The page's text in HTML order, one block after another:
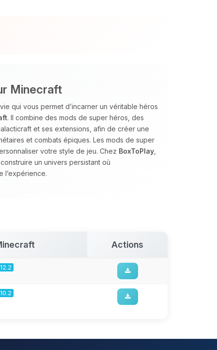
Minecraft
qui vous permet d’incarner un véritable héros
. Il combine des mods de super héros, des
et ses extensions, afin de créer une
et combats épiques. Les mods de super
votre style de jeu. Chez BoxToPlay
un univers persistant où
l’expérience.
Actions